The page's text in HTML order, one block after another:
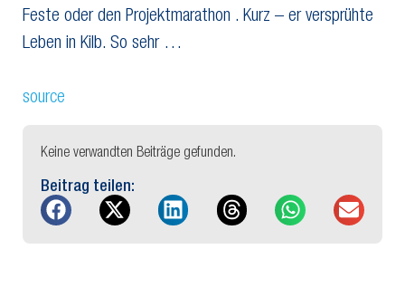
Feste oder den Projektmarathon . Kurz – er versprühte
Leben in Kilb. So sehr …
source
Keine verwandten Beiträge gefunden.
Beitrag teilen: